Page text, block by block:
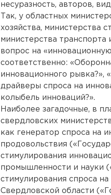
несуразность, авторов,
Так, у областных
хозяйства, министерства
министерства транспорта
вопрос на
соответственно:
инновационного рывка?»,
драйверы спроса на
колыбель инноваций?».
Наиболее загадочные, в
свердловских
как генератор спроса на
продовольствия
стимулирования
промышленности и науки
стимулирования спроса
Свердловской области